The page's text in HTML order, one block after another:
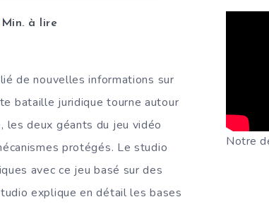
Min. à lire
de nouvelles informations sur
bataille juridique tourne autour
les deux géants du jeu vidéo
protégés. Le studio
avec ce jeu basé sur des
explique en détail les bases
Notre